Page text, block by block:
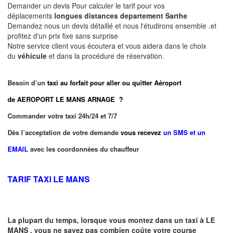
Demander un devis Pour calculer le tarif pour vos
déplacements longues distances departement Sarthe
Demandez nous un devis détaillé et nous l'étudirons ensemble .et
profitez d'un prix fixe sans surprise
Notre service client vous écoutera et vous aidera dans le choix
du véhicule et dans la procédure de réservation.
Besoin d’un taxi au forfait pour aller ou quitter Aéroport
de AEROPORT LE MANS ARNAGE ?
Commander votre taxi 24h/24 et 7/7
Dès l’acceptation de votre demande vous recevez un SMS et un
EMAIL avec les coordonnées du chauffeur
TARIF TAXI LE MANS
La plupart du temps, lorsque vous montez dans un taxi à LE
MANS , vous ne savez pas combien coûte votre course